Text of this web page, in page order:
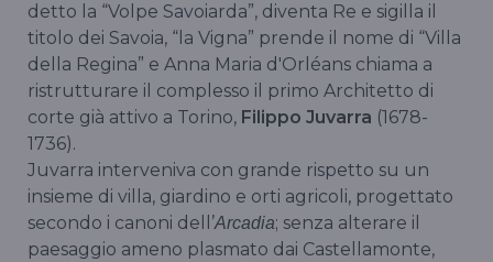
detto la “Volpe Savoiarda”, diventa Re e sigilla il
titolo dei Savoia, “la Vigna” prende il nome di “Villa
della Regina” e Anna Maria d'Orléans chiama a
ristrutturare il complesso il primo Architetto di
corte già attivo a Torino, Filippo Juvarra (1678-
1736).
Juvarra interveniva con grande rispetto su un
insieme di villa, giardino e orti agricoli, progettato
secondo i canoni dell’Arcadia; senza alterare il
paesaggio ameno plasmato dai Castellamonte,